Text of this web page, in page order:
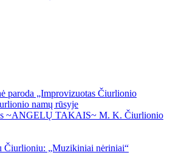
paroda „Improvizuotas Čiurlionio
namų rūsyje
~ANGELŲ TAKAIS~ M. K. Čiurlionio
Čiurlioniu: „Muzikiniai nėriniai“